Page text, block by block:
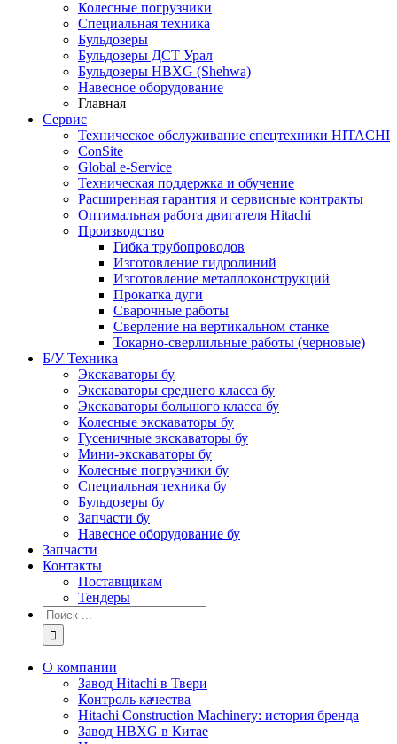
Колесные погрузчики
Специальная техника
Бульдозеры
Бульдозеры ДСТ Урал
Бульдозеры HBXG (Shehwa)
Навесное оборудование
Главная
Сервис
Техническое обслуживание спецтехники HITACHI
ConSite
Global e-Service
Техническая поддержка и обучение
Расширенная гарантия и сервисные контракты
Оптимальная работа двигателя Hitachi
Производство
Гибка трубопроводов
Изготовление гидролиний
Изготовление металлоконструкций
Прокатка дуги
Сварочные работы
Сверление на вертикальном станке
Токарно-сверлильные работы (черновые)
Б/У Техника
Экскаваторы бу
Экскаваторы среднего класса бу
Экскаваторы большого класса бу
Колесные экскаваторы бу
Гусеничные экскаваторы бу
Мини-экскаваторы бу
Колесные погрузчики бу
Специальная техника бу
Бульдозеры бу
Запчасти бу
Навесное оборудование бу
Запчасти
Контакты
Поставщикам
Тендеры
Результат
поиска:
О компании
Завод Hitachi в Твери
Контроль качества
Hitachi Construction Machinery: история бренда
Завод HBXG в Китае